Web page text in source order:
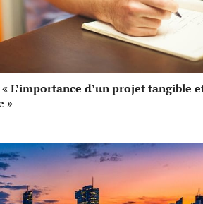
L’importance d’un projet tangible
»